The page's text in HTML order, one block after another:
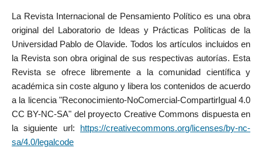
La Revista Internacional de Pensamiento Político es una obra
original del Laboratorio de Ideas y Prácticas Políticas de la
Universidad Pablo de Olavide. Todos los artículos incluidos en
la Revista son obra original de sus respectivas autorías. Esta
Revista se ofrece libremente a la comunidad científica y
académica sin coste alguno y libera los contenidos de acuerdo
a la licencia "Reconocimiento-NoComercial-CompartirIgual 4.0
CC BY-NC-SA" del proyecto Creative Commons dispuesta en
la siguiente url:
https://creativecommons.org/licenses/by-nc-
sa/4.0/legalcode